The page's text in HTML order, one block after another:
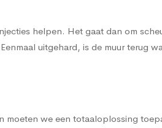
helpen. Het gaat dan om
uitgehard, is de muur terug
we een totaaloplossing